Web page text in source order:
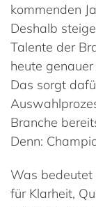
kommenden
Deshalb
Talente der
heute
Das sorgt
Branche
Denn:
Was
für Klarheit,